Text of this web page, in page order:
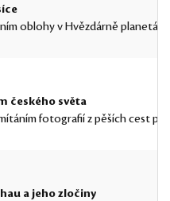
oblohy v Hvězdárně
českého světa
fotografií z pěších cest
a jeho zločiny